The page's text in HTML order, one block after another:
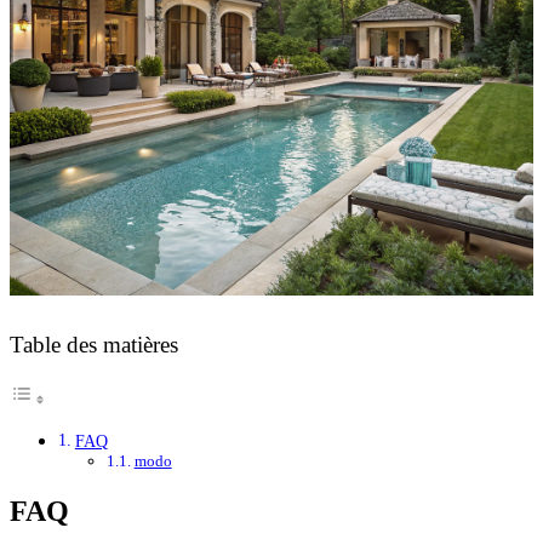
Table des matières
FAQ
modo
FAQ